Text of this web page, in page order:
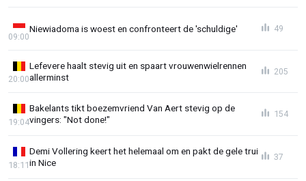
Niewiadoma is woest en confronteert de 'schuldige'
09:00
49
Lefevere haalt stevig uit en spaart vrouwenwielrennen
allerminst
20:00
205
Bakelants tikt boezemvriend Van Aert stevig op de
vingers: "Not done!"
19:04
154
Demi Vollering keert het helemaal om en pakt de gele trui
in Nice
18:11
37